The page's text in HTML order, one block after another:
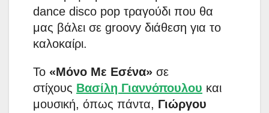
dance disco pop τραγούδι που θα
μας βάλει σε groovy διάθεση για το
καλοκαίρι.
Το «Μόνο Με Εσένα» σε
στίχους Βασίλη Γιαννόπουλου και
μουσική, όπως πάντα, Γιώργου